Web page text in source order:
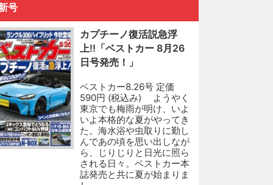
号
カプチーノ復活説急浮
上!!「ベストカー 8月26
日号発売！」
ベストカー8.26号 定価
590円 (税込み) ようやく
東京でも梅雨が明け、いよ
いよ本格的な夏がやってき
た。海水浴や虫取りに勤し
んであの頃を思い出しなが
ら、じりじりと日光に照ら
される日々。ベストカー本
誌発売と共に夏が始まりま